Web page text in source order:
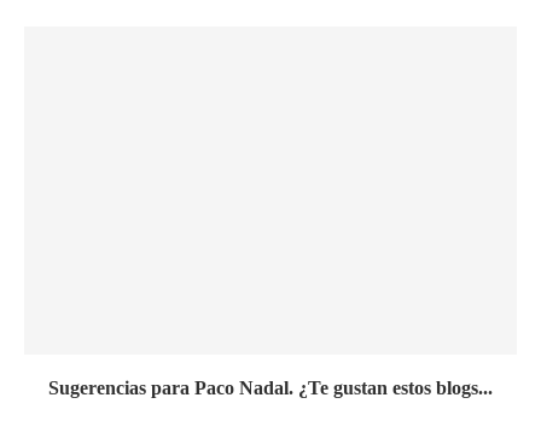
Sugerencias para Paco Nadal. ¿Te gustan estos blogs...